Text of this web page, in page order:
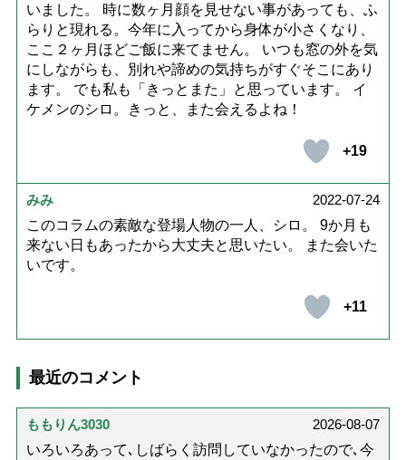
いました。 時に数ヶ月顔を見せない事があっても、ふ
らりと現れる。今年に入ってから身体が小さくなり、
ここ２ヶ月ほどご飯に来てません。 いつも窓の外を気
にしながらも、別れや諦めの気持ちがすぐそこにあり
ます。 でも私も「きっとまた」と思っています。 イ
ケメンのシロ。きっと、また会えるよね！
+19
みみ
2022-07-24
このコラムの素敵な登場人物の一人、シロ。 9か月も
来ない日もあったから大丈夫と思いたい。 また会いた
いです。
+11
最近のコメント
ももりん3030
2026-08-07
いろいろあって､しばらく訪問していなかったので､今